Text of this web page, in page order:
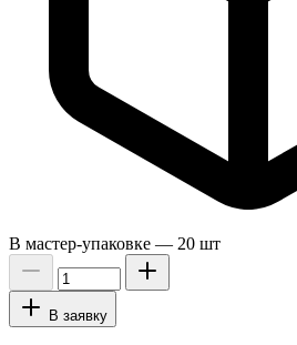
В мастер-упаковке — 20 шт
В заявку